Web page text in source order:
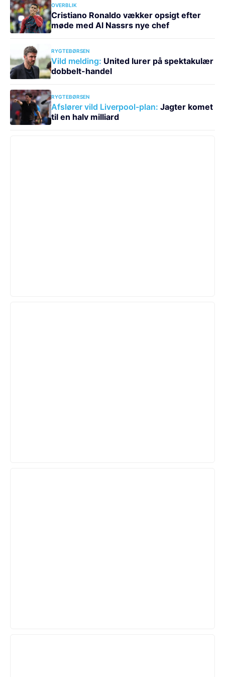
OVERBLIK
Cristiano Ronaldo vækker opsigt efter
møde med Al Nassrs nye chef
RYGTEBØRSEN
Vild melding: United lurer på spektakulær
dobbelt-handel
RYGTEBØRSEN
Afslører vild Liverpool-plan: Jagter komet
til en halv milliard